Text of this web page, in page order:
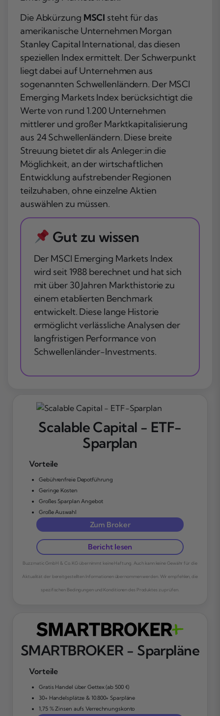
Die Abkürzung MSCI steht für das
amerikanische Unternehmen Morgan
Stanley Capital International, das diesen
speziellen Index ermittelt. Der Schwerpunkt
liegt dabei auf Unternehmen aus
sogenannten Schwellenländern. Der MSCI
Emerging Markets Index berücksichtigt die
Werte von rund 1.200 Unternehmen
mittlerer und großer Marktkapitalisierung
aus 24 Schwellenländern. Diese breite
Streuung bietet dir als Anleger:in die
Möglichkeit, an der wirtschaftlichen
Entwicklung aufstrebender Regionen
teilzuhaben, ohne einzelne Aktien
auswählen zu müssen.
Gut zu wissen
Der MSCI Emerging Markets Index
wird seit 1988 berechnet und hat sich
mit über 30 Jahren Markthistorie zu
einem etablierten Benchmark
entwickelt. Diese lange Historie
ermöglicht verlässliche Analysen der
langfristigen Performance von
Schwellenländer-Investments.
Scalable Capital - ETF-
Sparplan
Vorteile
Gebührenfreie Depotführung
Geringe Kosten
Großes Sparplan Angebot
Große Auswahl
Zum Broker
Bericht lesen
Buzzmatic GmbH & Co. KG übernimmt keine Haftung. Auch kann keine Gewähr für die
Aktualität der bereitgestellten Informationen übernommen werden. Wir empfehlen, die
spezifischen Bedingungen und Konditionen des Produktes zu prüfen.
SMARTBROKER - Sparpläne
Vorteile
Gratis Handel über Gettex (ab 500 €)
30+ Handelsplätze & 10.800+ Sparpläne
1,75 % Zinsen aufs Verrechnungskonto